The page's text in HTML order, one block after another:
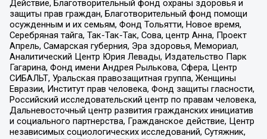
Действие, Благотворительный фонд охраны здоровья и
защиты прав граждан, Благотворительный фонд помощи
осужденным и их семьям, Фонд Тольятти, Новое время,
Серебряная тайга, Так-Так-Так, Сова, центр Анна, Проект
Апрель, Самарская губерния, Эра здоровья, Мемориал,
Аналитический Центр Юрия Левады, Издательство Парк
Гагарина, Фонд имени Андрея Рылькова, Сфера, Центр
СИБАЛЬТ, Уральская правозащитная группа, Женщины
Евразии, Институт прав человека, Фонд защиты гласности,
Российский исследовательский центр по правам человека,
Дальневосточный центр развития гражданских инициатив
и социального партнерства, Гражданское действие, Центр
независимых социологических исследований, Сутяжник,